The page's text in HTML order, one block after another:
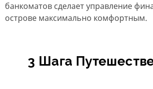
банкоматов сделает управление
острове максимально комфортным.
3 Шага